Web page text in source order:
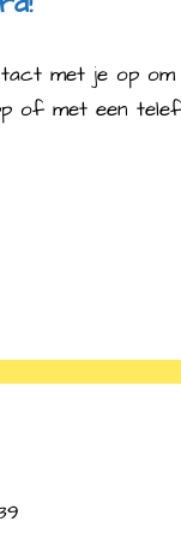
met je op
of met een